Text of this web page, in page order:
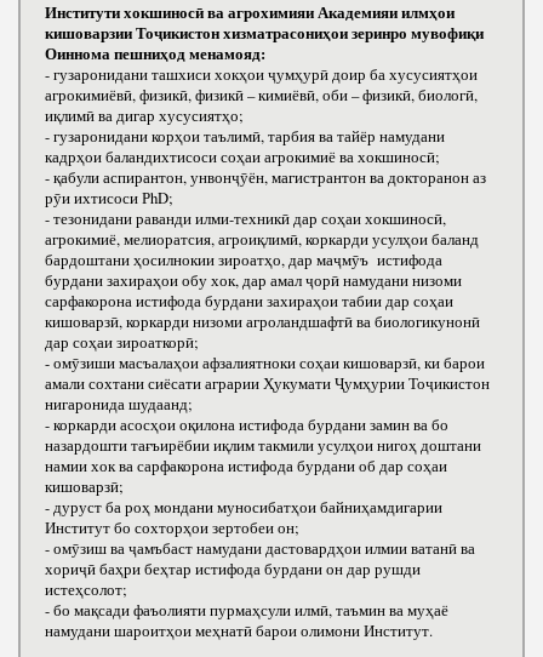
Институти хокшиносӣ ва агрохимияи Академияи илмҳои
кишоварзии Тоҷикистон хизматрасониҳои зеринро мувофиқи
Оиннома пешниҳод менамояд:
- гузаронидани ташхиси хокҳои ҷумҳурӣ доир ба хусусиятҳои
агрокимиёвӣ, физикӣ, физикӣ – кимиёвӣ, оби – физикӣ, биологӣ,
иқлимӣ ва дигар хусусиятҳо;
- гузаронидани корҳои таълимӣ, тарбия ва тайёр намудани
кадрҳои баландихтисоси соҳаи агрокимиё ва хокшиносӣ;
- қабули аспирантон, унвонҷӯён, магистрантон ва докторанон аз
рӯи ихтисоси РhD;
- тезонидани раванди илми-техникӣ дар соҳаи хокшиносӣ,
агрокимиё, мелиоратсия, агроиқлимӣ, коркарди усулҳои баланд
бардоштани ҳосилнокии зироатҳо, дар маҷмӯъ истифода
бурдани захираҳои обу хок, дар амал ҷорӣ намудани низоми
сарфакорона истифода бурдани захираҳои табии дар соҳаи
кишоварзӣ, коркарди низоми агроландшафтӣ ва биологикунонӣ
дар соҳаи зироаткорӣ;
- омӯзиши масъалаҳои афзалиятноки соҳаи кишоварзӣ, ки барои
амали сохтани сиёсати аграрии Ҳукумати Ҷумҳурии Тоҷикистон
нигаронида шудаанд;
- коркарди асосҳои оқилона истифода бурдани замин ва бо
назардошти тағъирёбии иқлим такмили усулҳои нигоҳ доштани
намии хок ва сарфакорона истифода бурдани об дар соҳаи
кишоварзӣ;
- дуруст ба роҳ мондани муносибатҳои байниҳамдигарии
Институт бо сохторҳои зертобеи он;
- омӯзиш ва ҷамъбаст намудани дастовардҳои илмии ватанӣ ва
хориҷӣ баҳри беҳтар истифода бурдани он дар рушди
истеҳсолот;
- бо мақсади фаъолияти пурмаҳсули илмӣ, таъмин ва муҳаё
намудани шароитҳои меҳнатӣ барои олимони Институт.